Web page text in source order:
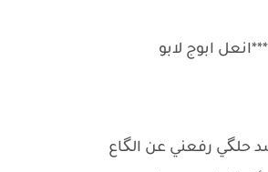
ابوج لابو
حلگي رفعني عن الگاع